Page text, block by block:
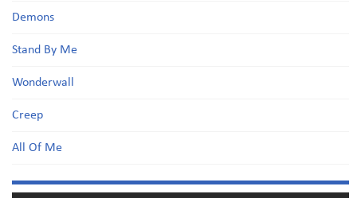
Demons
Stand By Me
Wonderwall
Creep
All Of Me